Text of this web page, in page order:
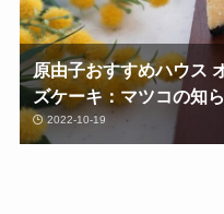
原由子おすすめハウス
ズケーキ：マツコの知
2022-10-19